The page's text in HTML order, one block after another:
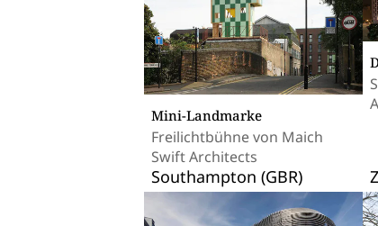
Mini-Landmarke
Freilichtbühne von Maich
Swift Architects
Southampton (GBR)